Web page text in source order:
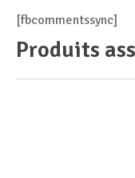
[fbcommentssync]
Produits